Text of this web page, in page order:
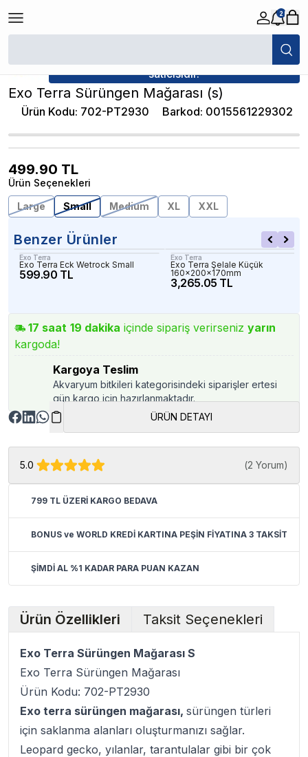
2
/
satıcısıdır.
Exo Terra Sürüngen Mağarası (s)
Ürün Kodu: 702-PT2930 Barkod: 0015561229302
499.90 TL
Ürün Seçenekleri
Large
Small Medium XL XXL
Benzer Ürünler
Exo Terra
Exo Terra Eck Wetrock Small
599.90 TL
Exo Terra
Exo Terra Şelale Küçük
160x200x170mm
3,265.05 TL
17 saat 19 dakika içinde sipariş verirseniz yarın
kargoda!
Kargoya Teslim
Akvaryum bitkileri kategorisindeki siparişler ertesi
gün kargo için hazırlanmaktadır.
ÜRÜN DETAYI
5.0 (2 Yorum)
799 TL ÜZERİ KARGO BEDAVA
BONUS ve WORLD KREDİ KARTINA PEŞİN FİYATINA 3 TAKSİT
ŞİMDİ AL %1 KADAR PARA PUAN KAZAN
Ürün Özellikleri Taksit Seçenekleri
Exo Terra Sürüngen Mağarası S
Exo Terra Sürüngen Mağarası
Ürün Kodu: 702-PT2930
Exo terra sürüngen mağarası, sürüngen türleri
için saklanma alanları oluşturmanızı sağlar.
Leopard gecko, yılanlar, tarantulalar gibi bir çok